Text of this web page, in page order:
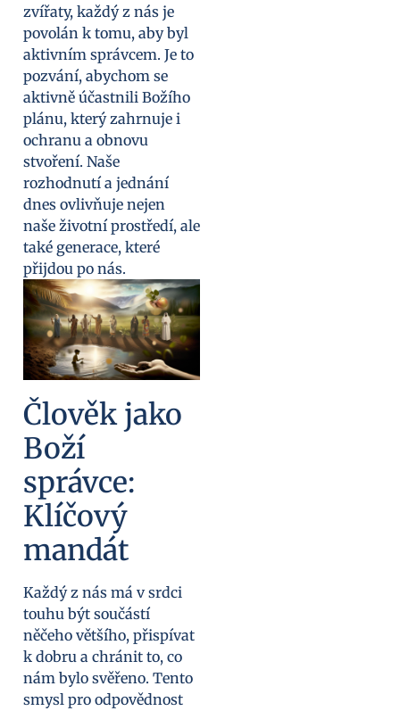
zvířaty, každý z nás je
povolán k tomu, aby byl
aktivním správcem. Je to
pozvání, abychom se
aktivně účastnili Božího
plánu, který zahrnuje i
ochranu a obnovu
stvoření. Naše
rozhodnutí a jednání
dnes ovlivňuje nejen
naše životní prostředí, ale
také generace, které
přijdou po nás.
Člověk jako
Boží
správce:
Klíčový
mandát
Každý z nás má v srdci
touhu být součástí
něčeho většího, přispívat
k dobru a chránit to, co
nám bylo svěřeno. Tento
smysl pro odpovědnost